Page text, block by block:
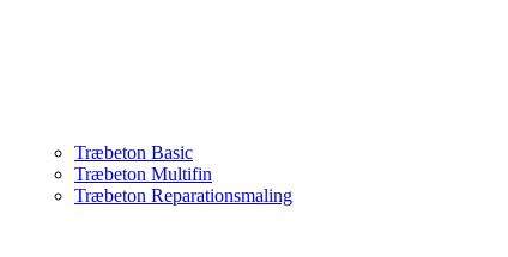
Træbeton Basic
Træbeton Multifin
Træbeton Reparationsmaling